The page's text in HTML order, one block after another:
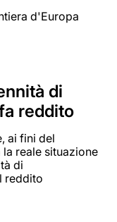
d'Europa
di
reddito
ai fini del
reale situazione
di
reddito